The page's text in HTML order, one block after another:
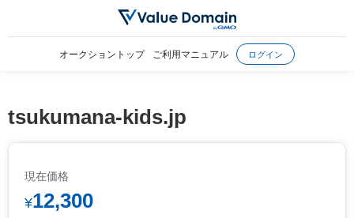
オークショントップ ご利用マニュアル ログイン
tsukumana-kids.jp
現在価格
¥12,300